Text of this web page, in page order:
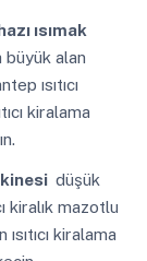
ısımak
büyük alan
ısıtıcı
kiralama
düşük
kiralık mazotlu
kiralama